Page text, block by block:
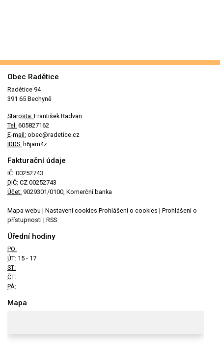
Obec Radětice
Radětice 94
391 65 Bechyně
Starosta: František Radvan
Tel: 605827162
E-mail: obec@radetice.cz
IDDS: h6jam4z
Fakturační údaje
IČ: 00252743
DIČ: CZ 00252743
Účet: 9029301/0100, Komerční banka
Mapa webu | Nastavení cookies Prohlášení o cookies | Prohlášení o
přístupnosti | RSS
Úřední hodiny
PO:
ÚT: 15 - 17
ST:
ČT:
PÁ:
Mapa